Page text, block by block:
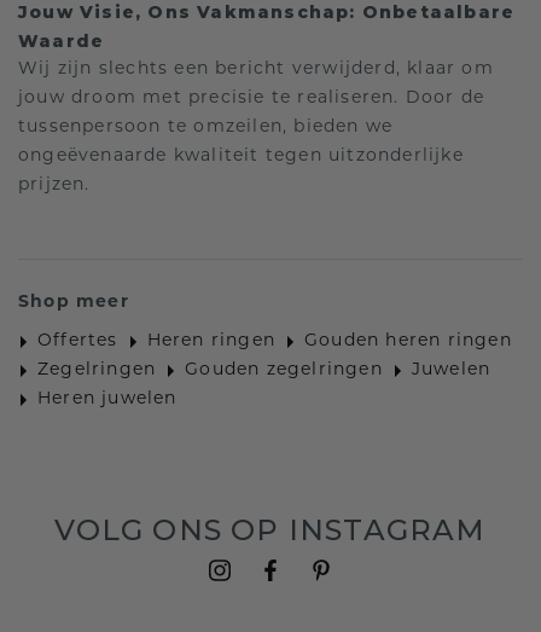
Jouw Visie, Ons Vakmanschap: Onbetaalbare
Waarde
Wij zijn slechts een bericht verwijderd, klaar om
jouw droom met precisie te realiseren. Door de
tussenpersoon te omzeilen, bieden we
ongeëvenaarde kwaliteit tegen uitzonderlijke
prijzen.
Shop meer
Offertes Heren ringen
Gouden heren ringen
Zegelringen
Gouden zegelringen
Juwelen
Heren juwelen
VOLG ONS OP INSTAGRAM